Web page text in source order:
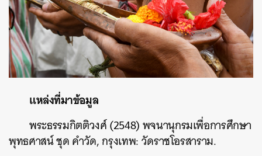
แหล่งที่มาข้อมูล
พระธรรมกิตติวงศ์ (2548) พจนานุกรมเพื่อการศึกษา
พุทธศาสน์ ชุด คำวัด, กรุงเทพ: วัดราชโอรสาราม.